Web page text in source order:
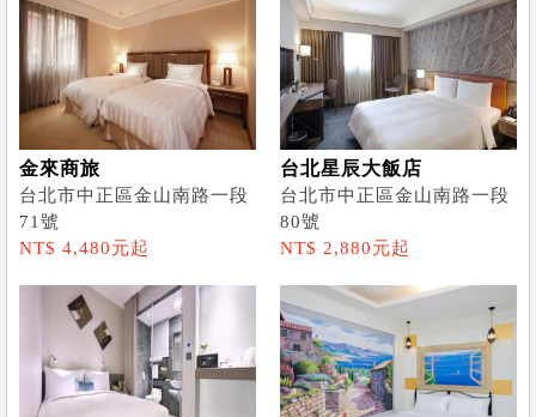
金來商旅
台北市中正區金山南路一段
71號
NT$ 4,480元起
台北星辰大飯店
台北市中正區金山南路一段
80號
NT$ 2,880元起